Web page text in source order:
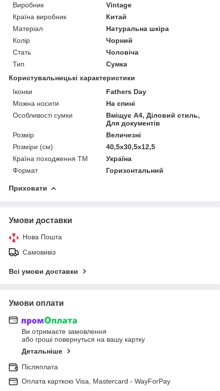
Виробник
Vintage
Країна виробник
Китай
Матеріал
Натуральна шкіра
Колір
Чорний
Стать
Чоловіча
Тип
Сумка
Користувальницькі характеристики
Іконки
Fathers Day
Можна носити
На спині
Особливості сумки
Вміщує А4, Діловий стиль,
Для документів
Розмір
Величезні
Розміри (см)
40,5х30,5х12,5
Країна походження ТМ
Україна
Формат
Горизонтальний
Приховати
Умови доставки
Нова Пошта
Самовивіз
Всі умови доставки
Умови оплати
Ви отримаєте замовлення
або гроші повернуться на вашу картку
Детальніше
Післяплата
Оплата карткою Visa, Mastercard - WayForPay